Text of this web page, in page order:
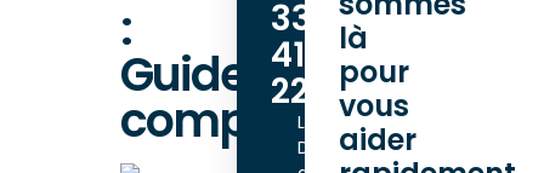
:
Guide
complet
33
41
22
Lundi -
Dimanche
là
pour
vous
aider